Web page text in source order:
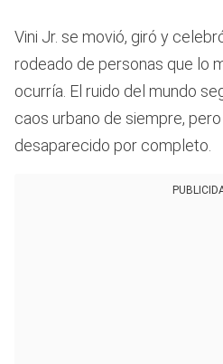
Vini Jr. se movió, giró y
rodeado de personas que lo
ocurría. El ruido del mundo
caos urbano de siempre,
desaparecido por completo.